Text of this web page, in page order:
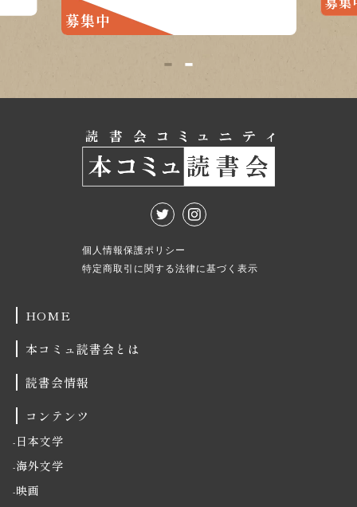
1 2
個人情報保護ポリシー
特定商取引に関する法律に基づく表示
HOME
本コミュ読書会とは
読書会情報
コンテンツ
日本文学
海外文学
映画